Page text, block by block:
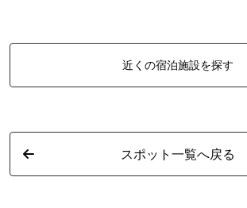
近くの宿泊施設を探す
スポット一覧へ戻る